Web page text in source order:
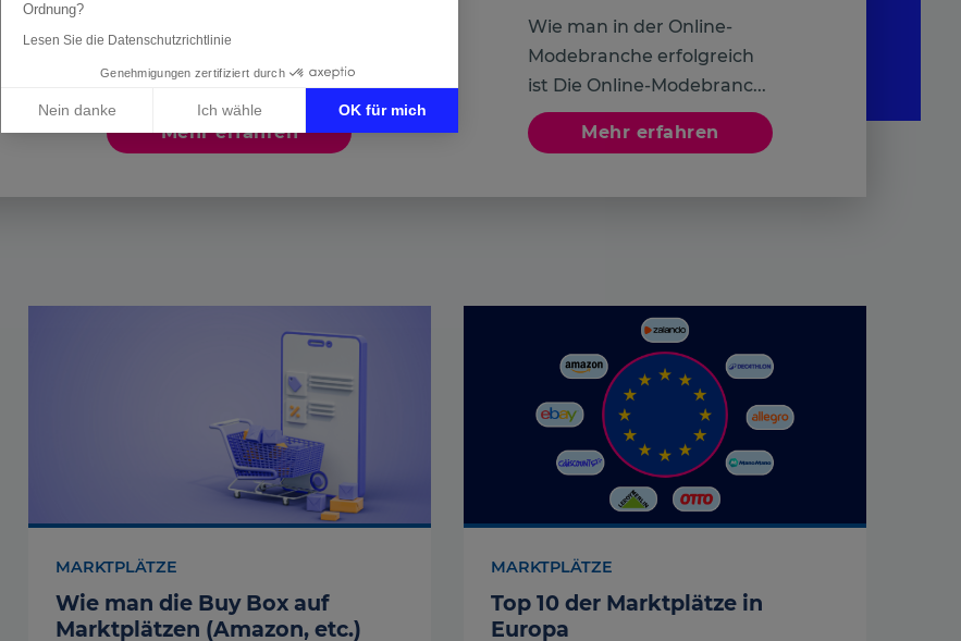
Ordnung?
Lesen Sie die Datenschutzrichtlinie
Genehmigungen zertifiziert durch
Nein danke Ich wähle OK für mich
Axeptio consent
Einwilligungsmanagementplattform: Passen Sie Ihre Optionen an
Unsere Plattform ermöglicht es Ihnen, Ihre Datenschutzeinstellungen individuell zu gestalten und zu verwalten, um die
Performance auf Google
Mehr erfahren
Wie man in der Online-
Modebranche erfolgreich
ist Die Online-Modebranc...
Mehr erfahren
MARKTPLÄTZE
Wie man die Buy Box auf
Marktplätzen (Amazon, etc.)
MARKTPLÄTZE
Top 10 der Marktplätze in
Europa